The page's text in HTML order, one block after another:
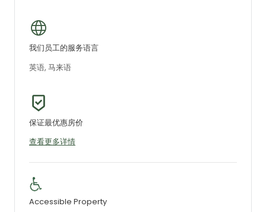
我们员工的服务语言
英语, 马来语
保证最优惠房价
查看更多详情
Accessible Property